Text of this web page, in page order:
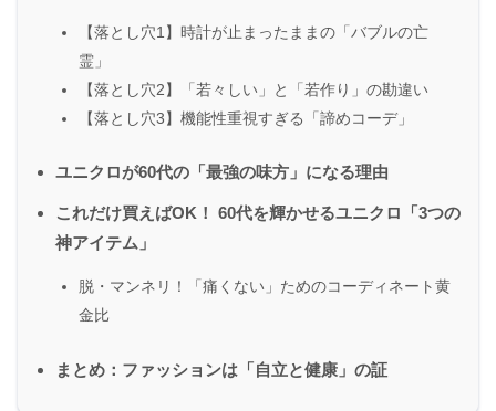
【落とし穴1】時計が止まったままの「バブルの亡
霊」
【落とし穴2】「若々しい」と「若作り」の勘違い
【落とし穴3】機能性重視すぎる「諦めコーデ」
ユニクロが60代の「最強の味方」になる理由
これだけ買えばOK！ 60代を輝かせるユニクロ「3つの
神アイテム」
脱・マンネリ！「痛くない」ためのコーディネート黄
金比
まとめ：ファッションは「自立と健康」の証